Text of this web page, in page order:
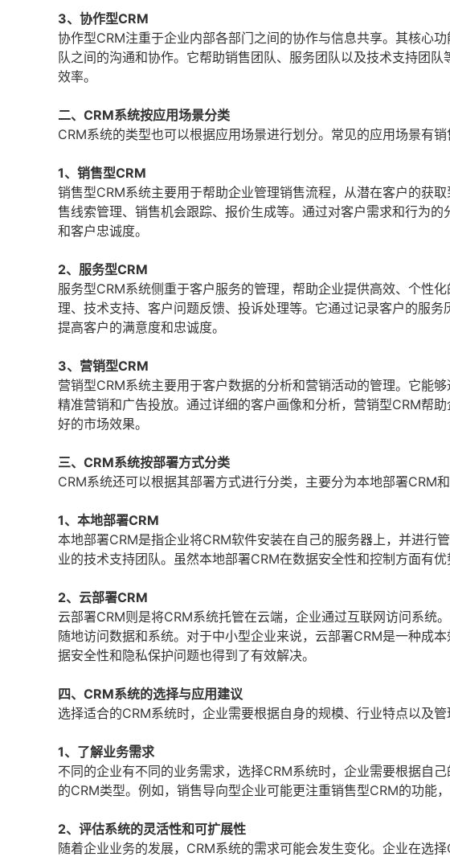
3、协作型CRM
协作型CRM注重于企业内部各部门之间的协作与信息共享。其核心
队之间的沟通和协作。它帮助销售团队、服务团队以及技术支持团
效率。
二、CRM系统按应用场景分类
CRM系统的类型也可以根据应用场景进行划分。常见的应用场景有销
1、销售型CRM
销售型CRM系统主要用于帮助企业管理销售流程，从潜在客户的获
售线索管理、销售机会跟踪、报价生成等。通过对客户需求和行为
和客户忠诚度。
2、服务型CRM
服务型CRM系统侧重于客户服务的管理，帮助企业提供高效、个性
理、技术支持、客户问题反馈、投诉处理等。它通过记录客户的服务
提高客户的满意度和忠诚度。
3、营销型CRM
营销型CRM系统主要用于客户数据的分析和营销活动的管理。它能
精准营销和广告投放。通过详细的客户画像和分析，营销型CRM帮
好的市场效果。
三、CRM系统按部署方式分类
CRM系统还可以根据其部署方式进行分类，主要分为本地部署CRM和
1、本地部署CRM
本地部署CRM是指企业将CRM软件安装在自己的服务器上，并进行
业的技术支持团队。虽然本地部署CRM在数据安全性和控制方面有
2、云部署CRM
云部署CRM则是将CRM系统托管在云端，企业通过互联网访问系统
随地访问数据和系统。对于中小型企业来说，云部署CRM是一种成
据安全性和隐私保护问题也得到了有效解决。
四、CRM系统的选择与应用建议
选择适合的CRM系统时，企业需要根据自身的规模、行业特点以及管
1、了解业务需求
不同的企业有不同的业务需求，选择CRM系统时，企业需要根据自
的CRM类型。例如，销售导向型企业可能更注重销售型CRM的功能
2、评估系统的灵活性和可扩展性
随着企业业务的发展，CRM系统的需求可能会发生变化。企业在选